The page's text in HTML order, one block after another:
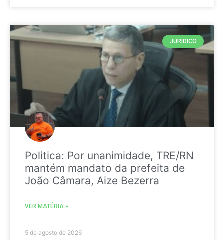
JURIDICO
Politica: Por unanimidade, TRE/RN
mantém mandato da prefeita de
João Câmara, Aize Bezerra
VER MATÉRIA »
5 de agosto de 2026